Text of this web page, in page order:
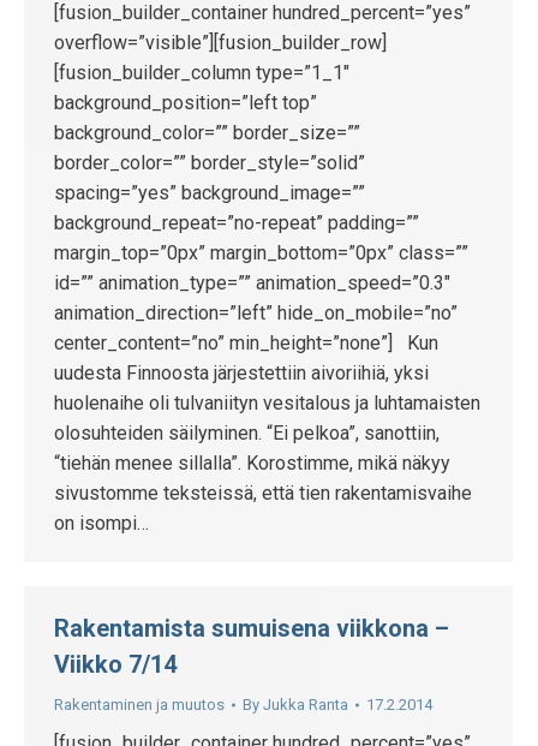
[fusion_builder_container hundred_percent=”yes”
overflow=”visible”][fusion_builder_row]
[fusion_builder_column type=”1_1″
background_position=”left top”
background_color=”” border_size=””
border_color=”” border_style=”solid”
spacing=”yes” background_image=””
background_repeat=”no-repeat” padding=””
margin_top=”0px” margin_bottom=”0px” class=””
id=”” animation_type=”” animation_speed=”0.3″
animation_direction=”left” hide_on_mobile=”no”
center_content=”no” min_height=”none”] Kun
uudesta Finnoosta järjestettiin aivoriihiä, yksi
huolenaihe oli tulvaniityn vesitalous ja luhtamaisten
olosuhteiden säilyminen. “Ei pelkoa”, sanottiin,
“tiehän menee sillalla”. Korostimme, mikä näkyy
sivustomme teksteissä, että tien rakentamisvaihe
on isompi…
Rakentamista sumuisena viikkona –
Viikko 7/14
Rakentaminen ja muutos By Jukka Ranta 17.2.2014